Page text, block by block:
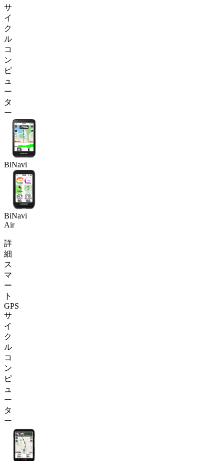
サ
イ
ク
ル
コ
ン
ピ
ュ
ー
タ
ー
BiNavi
BiNavi
Air
詳
細
ス
マ
ー
ト
GPS
サ
イ
ク
ル
コ
ン
ピ
ュ
ー
タ
ー